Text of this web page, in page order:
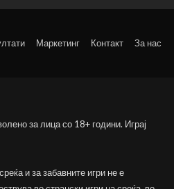
Маркетинг Контакт За нас
за лица со 18+ години. Играј
и за забавните игри не е